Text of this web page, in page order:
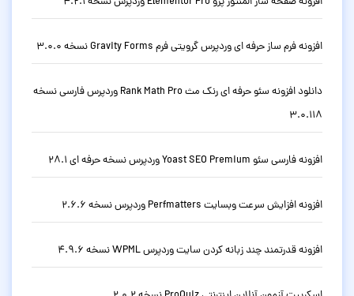
افزونه فرم ساز حرفه ای وردپرس گرویتی فرم Gravity Forms نسخه 3.0.0
دانلود افزونه سئو حرفه ای رنک مث Rank Math Pro وردپرس فارسی نسخه
3.0.118
افزونه فارسی سئو Yoast SEO Premium وردپرس نسخه حرفه ای 28.1
افزونه افزایش سرعت وبسایت Perfmatters وردپرس نسخه 2.6.6
افزونه قدرتمند چند زبانه کردن سایت وردپرس WPML نسخه 4.9.6